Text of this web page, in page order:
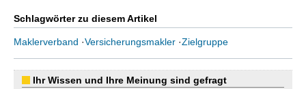
Schlagwörter zu diesem Artikel
Maklerverband ·Versicherungsmakler ·Zielgruppe
Ihr Wissen und Ihre Meinung sind gefragt